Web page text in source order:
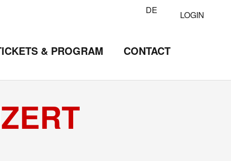
DE LOGIN
& PROGRAM CONTACT